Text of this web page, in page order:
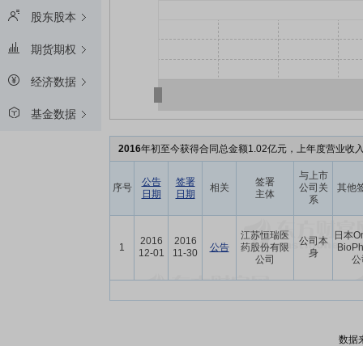
股东股本
期货期权
经济数据
基金数据
2016年初至今获得合同总金额1.02亿元，上年度营业收
序号
公告
日期
签署
日期
相关
签署
主体
与上市
公司关
系
其他
1
2016
12-01
2016
11-30
公告
江苏恒瑞医
药股份有限
公司
公司本
身
日本
数据